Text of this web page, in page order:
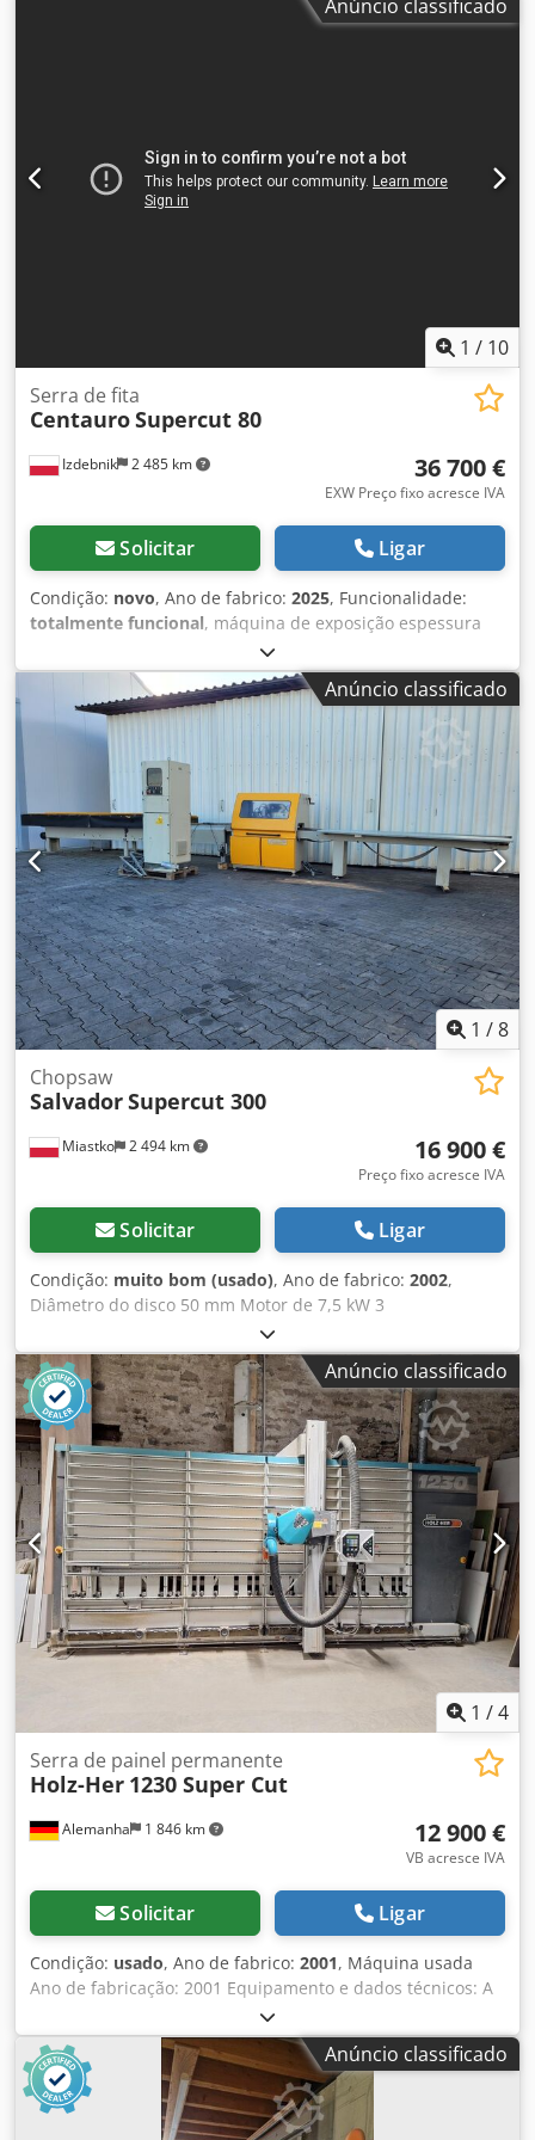
serra principal 240-250mm / 2850rpm. Dcsdpopl Svcsfx Ag
Anúncio classificado
1 / 10
Izdebnik 2 485 km
Serra de fita
CentauroSupercut 80
36 700 €
EXW Preço fixo acresce IVA
Solicitar Ligar
Condição: novo, Ano de fabrico: 2025, Funcionalidade:
totalmente funcional, máquina de exposição espessura
mínima da ripa 2mm leitor de posição de cerca magnética
Ajuste do espaçamento dos rolos de tração detector de
presença de material sistema de refrigeração/lubrificação
de correia diâmetro da roda 800mm potência do motor
15kW regulação suave da velocidade de alimentação
pressão pneumática dos rolos de tração painel de controle
com tela sensível ao toque colorida centralização de fita de
parafuso Dcedjv Dh R Tspfx Ag Sjk tensionamento de
correia pneumohidráulica ano de produção 2025 -
máquina totalmente nova peso total 1300kg Fonte de
alimentação 380V Máquina disponível em março
Anúncio classificado
1 /8
Miastko 2 494 km
Chopsaw
SalvadorSupercut 300
16 900 €
Preço fixo acresce IVA
Solicitar Ligar
Condição: muito bom (usado), Ano de fabrico: 2002,
Diâmetro do disco 50 mm Motor de 7,5 kW 3
classificadores O comprimento do alimentador automático
é de 4 metros O comprimento do alimentador de receção é
de 6 m Secção transversal de corte 300x100
Dcodpfsuxnpcex Ag Sjk
Anúncio classificado
1 /4
Alemanha 1 846 km
Serra de painel permanente
Holz-Her 1230 Super Cut
12 900 €
VB acresce IVA
Solicitar Ligar
Condição: usado, Ano de fabrico: 2001, Máquina usada
Ano de fabricação: 2001 Equipamento e dados técnicos: A
máquina será completamente revisada em oficina!
Posicionamento automático horizontal e vertical para
medidas absolutas e em cadeia Indicador digital para
corte horizontal Comando PLC com display de 2 linhas e
indicação em texto claro para modo de operação e
Anúncio classificado